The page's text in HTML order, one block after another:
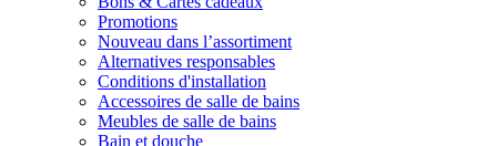
Promotions
Nouveau dans l’assortiment
Alternatives responsables
Conditions d'installation
Accessoires de salle de bains
Meubles de salle de bains
Bain et douche